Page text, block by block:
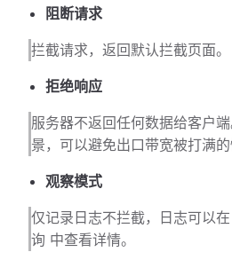
阻断请求
拦截请求，返回默认拦截页面。
拒绝响应
服务器不返回任何数据给客户
景，可以避免出口带宽被打满的
观察模式
仅记录日志不拦截，日志可以
询 中查看详情。